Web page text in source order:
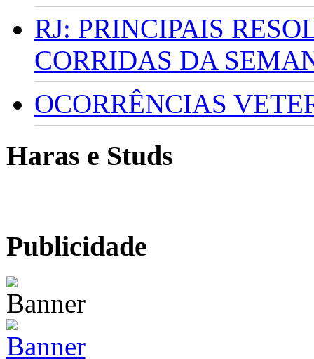
RJ: PRINCIPAIS
CORRIDAS DA
OCORRÊNCIAS
Haras e Studs
Publicidade